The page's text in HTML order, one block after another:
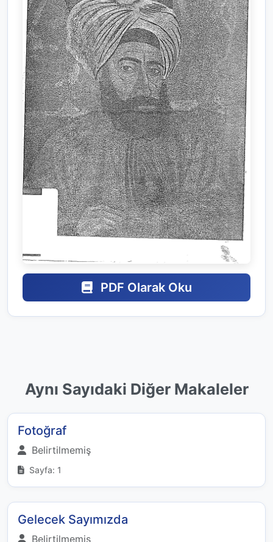
PDF Olarak Oku
Aynı Sayıdaki Diğer Makaleler
Fotoğraf
Belirtilmemiş
Sayfa: 1
Gelecek Sayımızda
Belirtilmemiş